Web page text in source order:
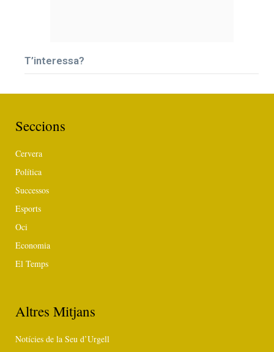
T’interessa?
Seccions
Cervera
Política
Successos
Esports
Oci
Economia
El Temps
Altres Mitjans
Notícies de la Seu d’Urgell